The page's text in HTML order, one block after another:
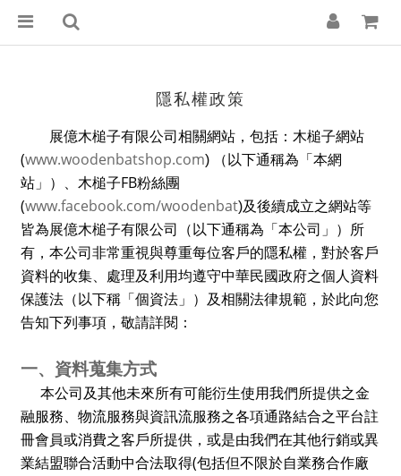
隱私權政策
展億木槌子有限公司相關網站，包括：木槌子網站
(www.woodenbatshop.com)
（以下通稱為「本網
站」）、木槌子FB粉絲團
(www.facebook.com/woodenbat)及後續成立之網站等
皆為展億木槌子有限公司（以下通稱為「本公司」）所
有，本公司非常重視與尊重每位客戶的隱私權，對於客戶
資料的收集、處理及利用均遵守中華民國政府之個人資料
保護法（以下稱「個資法」）及相關法律規範，於此向您
告知下列事項，敬請詳閱：
一、資料蒐集方式
本公司及其他未來所有可能衍生使用我們所提供之金
融服務、物流服務與資訊流服務之各項通路結合之平台註
冊會員或消費之客戶所提供，或是由我們在其他行銷或異
業結盟聯合活動中合法取得(包括但不限於自業務合作廠